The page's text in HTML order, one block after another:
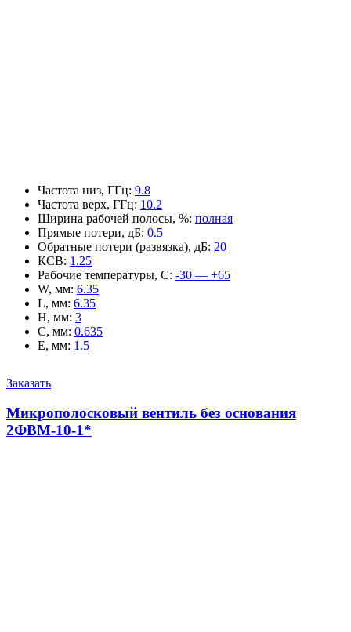
Частота низ, ГГц: 9.8
Частота верх, ГГц: 10.2
Ширина рабочей полосы, %: полная
Прямые потери, дБ: 0.5
Обратные потери (развязка), дБ: 20
КСВ: 1.25
Рабочие температуры, С: -30 — +65
W, мм: 6.35
L, мм: 6.35
H, мм: 3
C, мм: 0.635
E, мм: 1.5
Заказать
Микрополосковый вентиль без основания
2ФВМ-10-1*